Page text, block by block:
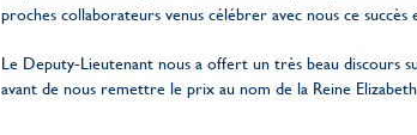
proches collaborateurs venus célébrer avec nous ce
Le Deputy-Lieutenant nous a offert un très beau discours
avant de nous remettre le prix au nom de la Reine